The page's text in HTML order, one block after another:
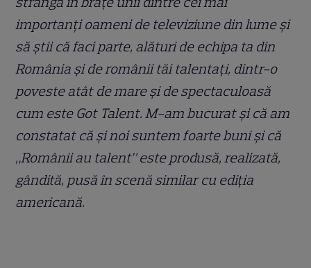
importanți oameni de televiziune din lume și
să știi că faci parte, alături de echipa ta din
România și de românii tăi talentați, dintr-o
poveste atât de mare și de spectaculoasă
cum este Got Talent. M-am bucurat și că am
constatat că și noi suntem foarte buni și că
„Românii au talent” este produsă, realizată,
gândită, pusă în scenă similar cu ediția
americană.